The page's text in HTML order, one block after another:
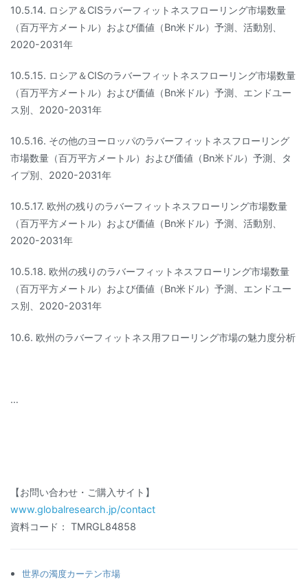
10.5.14. ロシア＆CISラバーフィットネスフローリング市場数量
（百万平方メートル）および価値（Bn米ドル）予測、活動別、
2020-2031年
10.5.15. ロシア＆CISのラバーフィットネスフローリング市場数量
（百万平方メートル）および価値（Bn米ドル）予測、エンドユー
ス別、2020-2031年
10.5.16. その他のヨーロッパのラバーフィットネスフローリング
市場数量（百万平方メートル）および価値（Bn米ドル）予測、タ
イプ別、2020-2031年
10.5.17. 欧州の残りのラバーフィットネスフローリング市場数量
（百万平方メートル）および価値（Bn米ドル）予測、活動別、
2020-2031年
10.5.18. 欧州の残りのラバーフィットネスフローリング市場数量
（百万平方メートル）および価値（Bn米ドル）予測、エンドユー
ス別、2020-2031年
10.6. 欧州のラバーフィットネス用フローリング市場の魅力度分析
…
【お問い合わせ・ご購入サイト】
www.globalresearch.jp/contact
資料コード： TMRGL84858
世界の濁度カーテン市場